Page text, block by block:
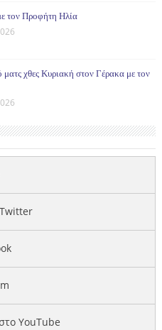
τον Προφήτη Ηλία
χθες Κυριακή στον Γέρακα με τον
YouTube